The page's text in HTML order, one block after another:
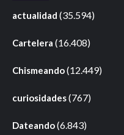
actualidad (35.594)
Cartelera (16.408)
Chismeando(12.449)
curiosidades(767)
Dateando(6.843)